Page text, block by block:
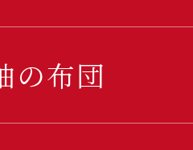
の布団